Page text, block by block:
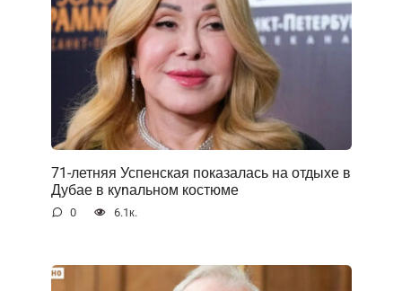
71-летняя Успенская показалась на отдыхе в
Дубае в куnальном костюме
0 6.1к.